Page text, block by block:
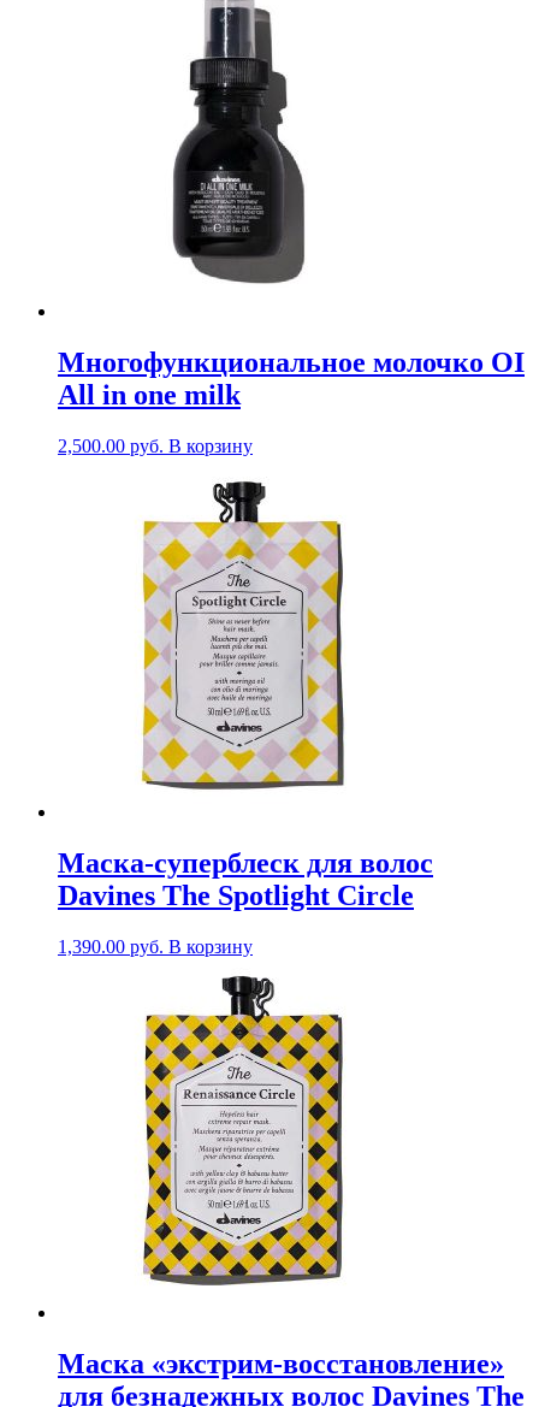
Многофункциональное молочко OI
All in one milk
2,500.00 руб. В корзину
Маска-суперблеск для волос
Davines The Spotlight Circle
1,390.00 руб. В корзину
Маска «экстрим-восстановление»
для безнадежных волос Davines The